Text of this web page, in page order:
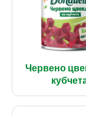
Червено